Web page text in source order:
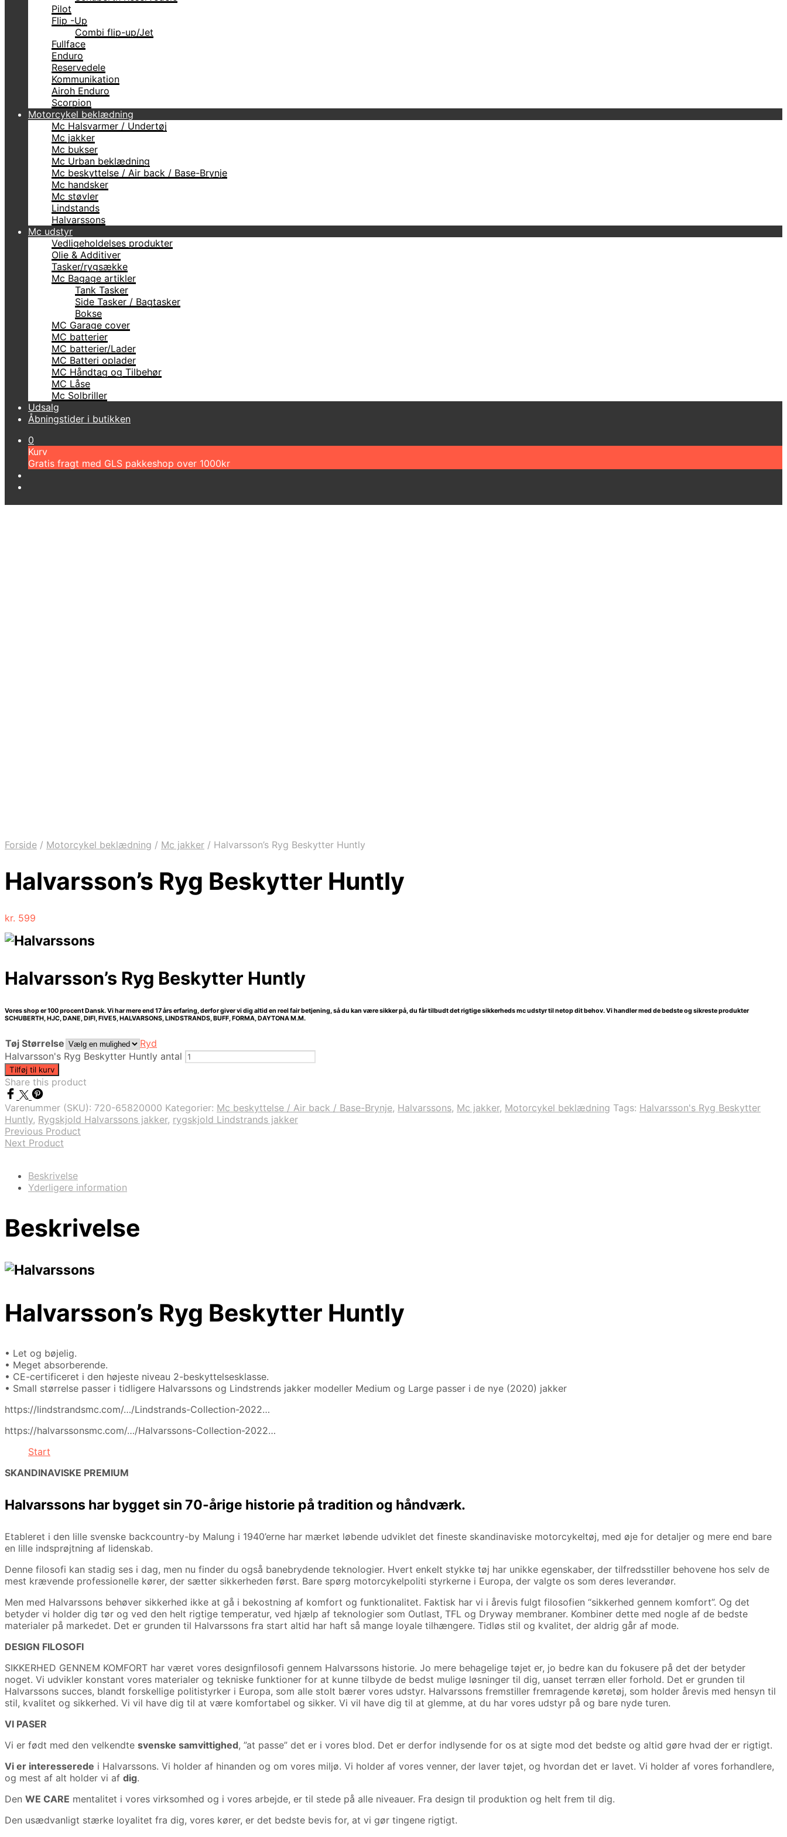
Pilot
Flip -Up
Combi flip-up/Jet
Fullface
Enduro
Reservedele
Kommunikation
Airoh Enduro
Scorpion
Motorcykel beklædning
Mc Halsvarmer / Undertøj
Mc jakker
Mc bukser
Mc Urban beklædning
Mc beskyttelse / Air back / Base-Brynje
Mc handsker
Mc støvler
Lindstands
Halvarssons
Mc udstyr
Vedligeholdelses produkter
Olie & Additiver
Tasker/rygsække
Mc Bagage artikler
Tank Tasker
Side Tasker / Bagtasker
Bokse
MC Garage cover
MC batterier
MC batterier/Lader
MC Batteri oplader
MC Håndtag og Tilbehør
MC Låse
Mc Solbriller
Udsalg
Åbningstider i butikken
0
Kurv
Gratis fragt med GLS pakkeshop over 1000kr
Forside / Motorcykel beklædning / Mc jakker / Halvarsson’s Ryg Beskytter Huntly
Halvarsson’s Ryg Beskytter Huntly
kr. 599
Halvarsson’s Ryg Beskytter Huntly
Vores shop er 100 procent Dansk. Vi har mere end 17 års erfaring, derfor giver vi dig altid en reel fair betjening, så du kan være sikker på, du får tilbudt det rigtige sikkerheds mc udstyr til netop dit behov. Vi handler med de bedste og sikreste produkter
SCHUBERTH, HJC, DANE, DIFI, FIVE5, HALVARSONS, LINDSTRANDS, BUFF, FORMA, DAYTONA M.M.
Tøj Størrelse
Ryd
Halvarsson's Ryg Beskytter Huntly antal
Tilføj til kurv
Share this product
Varenummer (SKU): 720-65820000 Kategorier: Mc beskyttelse / Air back / Base-Brynje, Halvarssons, Mc jakker, Motorcykel beklædning Tags: Halvarsson's Ryg Beskytter
Huntly, Rygskjold Halvarssons jakker, rygskjold Lindstrands jakker
Previous Product
Next Product
Beskrivelse
Yderligere information
Beskrivelse
Halvarsson’s Ryg Beskytter Huntly
• Let og bøjelig.
• Meget absorberende.
• CE-certificeret i den højeste niveau 2-beskyttelsesklasse.
• Small størrelse passer i tidligere Halvarssons og Lindstrends jakker modeller Medium og Large passer i de nye (2020) jakker
https://lindstrandsmc.com/…/Lindstrands-Collection-2022…
https://halvarssonsmc.com/…/Halvarssons-Collection-2022…
Start
SKANDINAVISKE PREMIUM
Halvarssons har bygget sin 70-årige historie på tradition og håndværk.
Etableret i den lille svenske backcountry-by Malung i 1940’erne har mærket løbende udviklet det fineste skandinaviske motorcykeltøj, med øje for detaljer og mere end bare
en lille indsprøjtning af lidenskab.
Denne filosofi kan stadig ses i dag, men nu finder du også banebrydende teknologier. Hvert enkelt stykke tøj har unikke egenskaber, der tilfredsstiller behovene hos selv de
mest krævende professionelle kører, der sætter sikkerheden først. Bare spørg motorcykelpoliti styrkerne i Europa, der valgte os som deres leverandør.
Men med Halvarssons behøver sikkerhed ikke at gå i bekostning af komfort og funktionalitet. Faktisk har vi i årevis fulgt filosofien “sikkerhed gennem komfort”. Og det
betyder vi holder dig tør og ved den helt rigtige temperatur, ved hjælp af teknologier som Outlast, TFL og Dryway membraner. Kombiner dette med nogle af de bedste
materialer på markedet. Det er grunden til Halvarssons fra start altid har haft så mange loyale tilhængere. Tidløs stil og kvalitet, der aldrig går af mode.
DESIGN FILOSOFI
SIKKERHED GENNEM KOMFORT har været vores designfilosofi gennem Halvarssons historie. Jo mere behagelige tøjet er, jo bedre kan du fokusere på det der betyder
noget. Vi udvikler konstant vores materialer og tekniske funktioner for at kunne tilbyde de bedst mulige løsninger til dig, uanset terræn eller forhold. Det er grunden til
Halvarssons succes, blandt forskellige politistyrker i Europa, som alle stolt bærer vores udstyr. Halvarssons fremstiller fremragende køretøj, som holder årevis med hensyn til
stil, kvalitet og sikkerhed. Vi vil have dig til at være komfortabel og sikker. Vi vil have dig til at glemme, at du har vores udstyr på og bare nyde turen.
VI PASER
Vi er født med den velkendte svenske samvittighed, ”at passe” det er i vores blod. Det er derfor indlysende for os at sigte mod det bedste og altid gøre hvad der er rigtigt.
Vi er interesserede i Halvarssons. Vi holder af hinanden og om vores miljø. Vi holder af vores venner, der laver tøjet, og hvordan det er lavet. Vi holder af vores forhandlere,
og mest af alt holder vi af dig.
Den WE CARE mentalitet i vores virksomhed og i vores arbejde, er til stede på alle niveauer. Fra design til produktion og helt frem til dig.
Den usædvanligt stærke loyalitet fra dig, vores kører, er det bedste bevis for, at vi gør tingene rigtigt.